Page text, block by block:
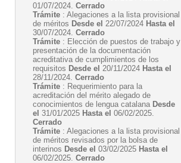
01/07/2024. Cerrado
Trámite : Alegaciones a la lista provisional
de méritos Desde el 22/07/2024 Hasta el
30/07/2024. Cerrado
Trámite : Elección de puestos de trabajo y
presentación de la documentación
acreditativa de cumplimientos de los
requisitos Desde el 20/11/2024 Hasta el
28/11/2024. Cerrado
Trámite : Requerimiento para la
acreditación del mérito alegado de
conocimientos de lengua catalana Desde
el 31/01/2025 Hasta el 06/02/2025.
Cerrado
Trámite : Alegaciones a la lista provisional
de méritos revisados por la bolsa de
interinos Desde el 03/02/2025 Hasta el
06/02/2025. Cerrado